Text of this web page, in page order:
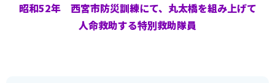
昭和52年 西宮市防災訓練にて、丸太橋を組み上げて
人命救助する特別救助隊員